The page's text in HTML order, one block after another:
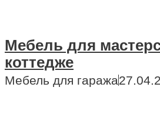
Мебель для
коттедже
Мебель для гаража